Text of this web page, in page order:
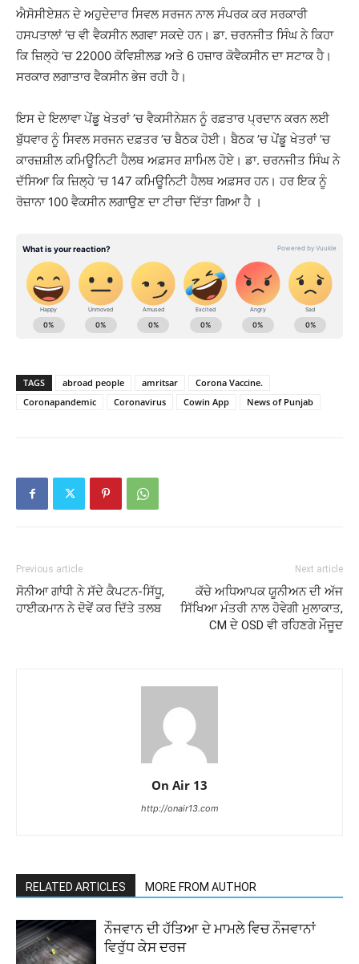
ਐਸੋਸੀਏਸ਼ਨ ਦੇ ਅਹੁਦੇਦਾਰ ਸਿਵਲ ਸਰਜਨ ਨਾਲ ਸੰਪਰਕ ਕਰ ਸਰਕਾਰੀ
ਹਸਪਤਾਲਾਂ ’ਚ ਵੀ ਵੈਕਸੀਨ ਲਗਵਾ ਸਕਦੇ ਹਨ। ਡਾ. ਚਰਨਜੀਤ ਸਿੰਘ ਨੇ ਕਿਹਾ
ਕਿ ਜ਼ਿਲ੍ਹੇ ’ਚ 22000 ਕੋਵਿਸ਼ੀਲਡ ਅਤੇ 6 ਹਜ਼ਾਰ ਕੋਵੈਕਸੀਨ ਦਾ ਸਟਾਕ ਹੈ।
ਸਰਕਾਰ ਲਗਾਤਾਰ ਵੈਕਸੀਨ ਭੇਜ ਰਹੀ ਹੈ।
ਇਸ ਦੇ ਇਲਾਵਾ ਪੇਂਡੂ ਖੇਤਰਾਂ ’ਚ ਵੈਕਸੀਨੇਸ਼ਨ ਨੂੰ ਰਫ਼ਤਾਰ ਪ੍ਰਦਾਨ ਕਰਨ ਲਈ
ਬੁੱਧਵਾਰ ਨੂੰ ਸਿਵਲ ਸਰਜਨ ਦਫ਼ਤਰ ’ਚ ਬੈਠਕ ਹੋਈ। ਬੈਠਕ ’ਚ ਪੇਂਡੂ ਖੇਤਰਾਂ ’ਚ
ਕਾਰਜ਼ਸ਼ੀਲ ਕਮਿਊਨਿਟੀ ਹੈਲਥ ਅਫ਼ਸਰ ਸ਼ਾਮਿਲ ਹੋਏ। ਡਾ. ਚਰਨਜੀਤ ਸਿੰਘ ਨੇ
ਦੱਸਿਆ ਕਿ ਜ਼ਿਲ੍ਹੇ ’ਚ 147 ਕਮਿਊਨਿਟੀ ਹੈਲਥ ਅਫ਼ਸਰ ਹਨ। ਹਰ ਇਕ ਨੂੰ
ਰੋਜ਼ਾਨਾ 100 ਵੈਕਸੀਨ ਲਗਾਉਣ ਦਾ ਟੀਚਾ ਦਿੱਤਾ ਗਿਆ ਹੈ ।
TAGS abroad people amritsar
Corona Vaccine.
Coronapandemic
Coronavirus Cowin App News of Punjab
Previous article
ਸੋਨੀਆ ਗਾਂਧੀ ਨੇ ਸੱਦੇ ਕੈਪਟਨ-ਸਿੱਧੂ,
ਹਾਈਕਮਾਨ ਨੇ ਦੋਵੇਂ ਕਰ ਦਿੱਤੇ ਤਲਬ
Next article
ਕੱਚੇ ਅਧਿਆਪਕ ਯੂਨੀਅਨ ਦੀ ਅੱਜ
ਸਿੱਖਿਆ ਮੰਤਰੀ ਨਾਲ ਹੋਵੇਗੀ ਮੁਲਾਕਾਤ,
CM ਦੇ OSD ਵੀ ਰਹਿਣਗੇ ਮੌਜੂਦ
On Air 13
http://onair13.com
RELATED ARTICLES MORE FROM AUTHOR
ਨੌਜਵਾਨ ਦੀ ਹੱਤਿਆ ਦੇ ਮਾਮਲੇ ਵਿਚ ਨੌਜਵਾਨਾਂ
ਵਿਰੁੱਧ ਕੇਸ ਦਰਜ